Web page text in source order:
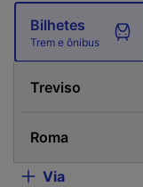
Bilhetes
Trem e ônibus
Via